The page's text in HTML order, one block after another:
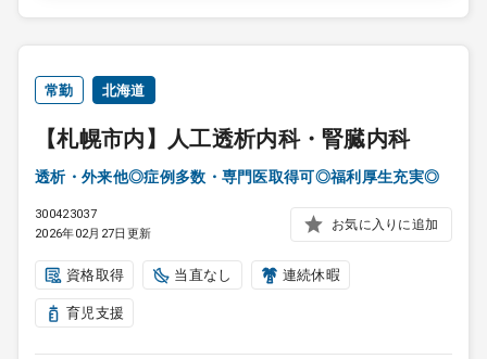
常勤 北海道
【札幌市内】人工透析内科・腎臓内科
透析・外来他◎症例多数・専門医取得可◎福利厚生充実◎
300423037
2026年02月27日更新
お気に入りに追加
資格取得 当直なし 連続休暇
育児支援